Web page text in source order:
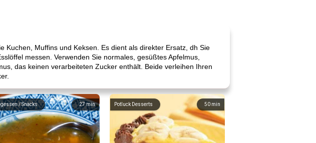
Kuchen, Muffins und Keksen. Es dient als direkter Ersatz, dh Sie
messen. Verwenden Sie normales, gesüßtes Apfelmus,
das keinen verarbeiteten Zucker enthält. Beide verleihen Ihren
27min
/ Snacks 50 min
Potluck Desserts